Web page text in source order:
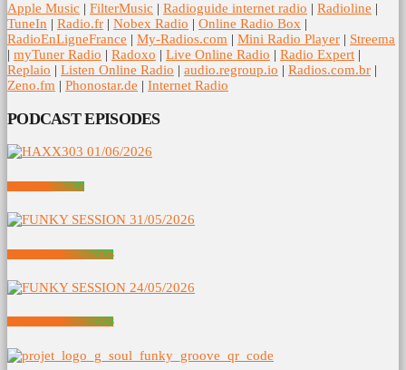
Apple Music | FilterMusic | Radioguide internet radio | Radioline |
TuneIn | Radio.fr | Nobex Radio | Online Radio Box |
RadioEnLigneFrance | My-Radios.com | Mini Radio Player | Streema
| myTuner Radio | Radoxo | Live Online Radio | Radio Expert |
Replaio | Listen Online Radio | audio.regroup.io | Radios.com.br |
Zeno.fm | Phonostar.de | Internet Radio
PODCAST EPISODES
HAXX303 01/06/2026
FUNKY SESSION 31/05/2026
FUNKY SESSION 24/05/2026